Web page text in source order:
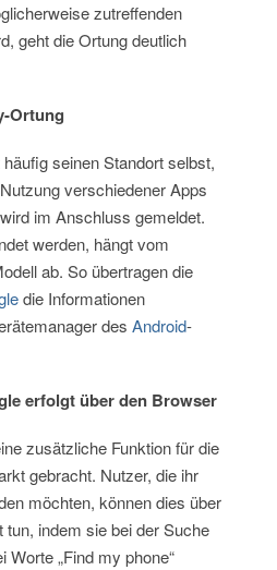
zutreffenden
geht die Ortung deutlich
Ortung
seinen Standort selbst,
verschiedener Apps
im Anschluss gemeldet.
werden, hängt vom
ab. So übertragen die
die Informationen
des Android-
erfolgt über den Browser
zusätzliche Funktion für die
gebracht. Nutzer, die ihr
möchten, können dies über
indem sie bei der Suche
Worte „Find my phone“